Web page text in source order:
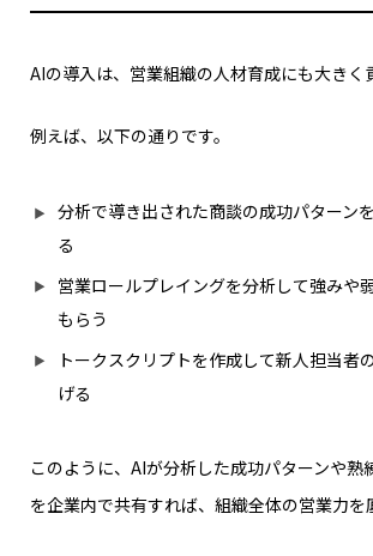
AIの導入は、営業組織の人材育成にも大きく
例えば、以下の通りです。
分析で導き出された商談の成功パターン
る
営業ロールプレイングを分析して強みや
もらう
トークスクリプトを作成して新人担当者
げる
このように、AIが分析した成功パターンや熟
を企業内で共有すれば、組織全体の営業力を